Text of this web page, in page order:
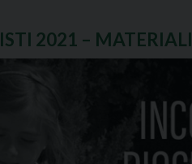
2021 – MATERIALI